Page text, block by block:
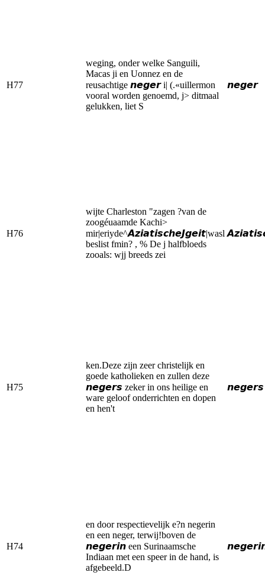
H77
weging, onder welke Sanguili,
Macas ji en Uonnez en de
reusachtige 𝙣𝙚𝙜𝙚𝙧 i| (.«uillermon
vooral worden genoemd, j> ditmaal
gelukken, liet S
𝙣𝙚𝙜𝙚𝙧
H76
wijte Charleston "zagen ?van de
zoogéuaamde Kachi>
mir|eriyde^𝘼𝙯𝙞𝙖𝙩𝙞𝙨𝙘𝙝𝙚𝙅𝙜𝙚𝙞𝙩|wasl
beslist fmin? , % De j halfbloeds
zooals: wjj breeds zei
H75
ken.Deze zijn zeer christelijk en
goede katholieken en zullen deze
𝙣𝙚𝙜𝙚𝙧𝙨 zeker in ons heilige en
ware geloof onderrichten en dopen
en hen't
𝙣𝙚𝙜𝙚𝙧𝙨
H74
en door respectievelijk e?n negerin
en een neger, terwij!boven de
𝙣𝙚𝙜𝙚𝙧𝙞𝙣 een Surinaamsche
Indiaan met een speer in de hand, is
afgebeeld.D